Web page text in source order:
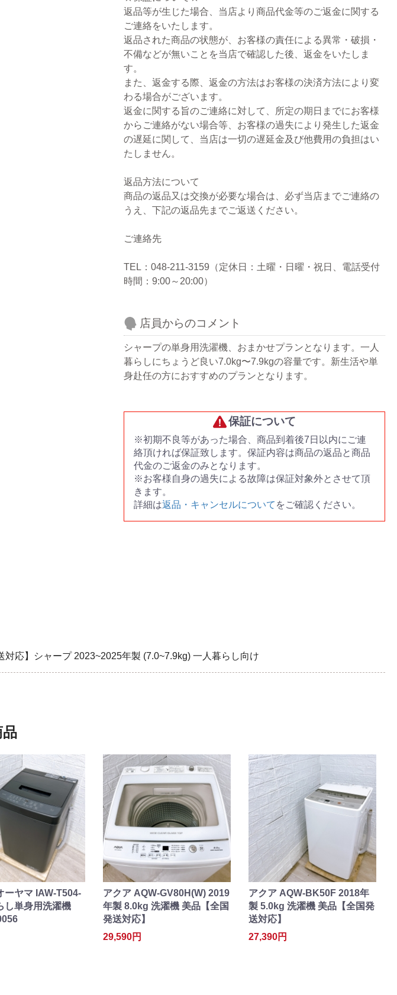
返品等が生じた場合、当店より商品代金等のご返金に関する
ご連絡をいたします。
返品された商品の状態が、お客様の責任による異常・破損・
不備などが無いことを当店で確認した後、返金をいたしま
す。
また、返金する際、返金の方法はお客様の決済方法により変
わる場合がございます。
返金に関する旨のご連絡に対して、所定の期日までにお客様
からご連絡がない場合等、お客様の過失により発生した返金
の遅延に関して、当店は一切の遅延金及び他費用の負担はい
たしません。
返品方法について
商品の返品又は交換が必要な場合は、必ず当店までご連絡の
うえ、下記の返品先までご返送ください。
ご連絡先
TEL：048-211-3159（定休日：土曜・日曜・祝日、電話受付
時間：9:00～20:00）
店員からのコメント
シャープの単身用洗濯機、おまかせプランとなります。一人
暮らしにちょうど良い7.0kg〜7.9kgの容量です。新生活や単
身赴任の方におすすめのプランとなります。
保証について
※初期不良等があった場合、商品到着後7日以内にご連
絡頂ければ保証致します。保証内容は商品の返品と商品
代金のご返金のみとなります。
※お客様自身の過失による故障は保証対象外とさせて頂
きます。
詳細は返品・キャンセルについて をご確認ください。
対応】シャープ 2023~2025年製 (7.0~7.9kg) 一人暮らし向け
ーヤマ IAW-T504-
し単身用洗濯機
アクア AQW-GV80H(W) 2019
年製 8.0kg 洗濯機 美品【全国
発送対応】
29,590円
アクア AQW-BK50F 2018年
製 5.0kg 洗濯機 美品【全国発
送対応】
27,390円